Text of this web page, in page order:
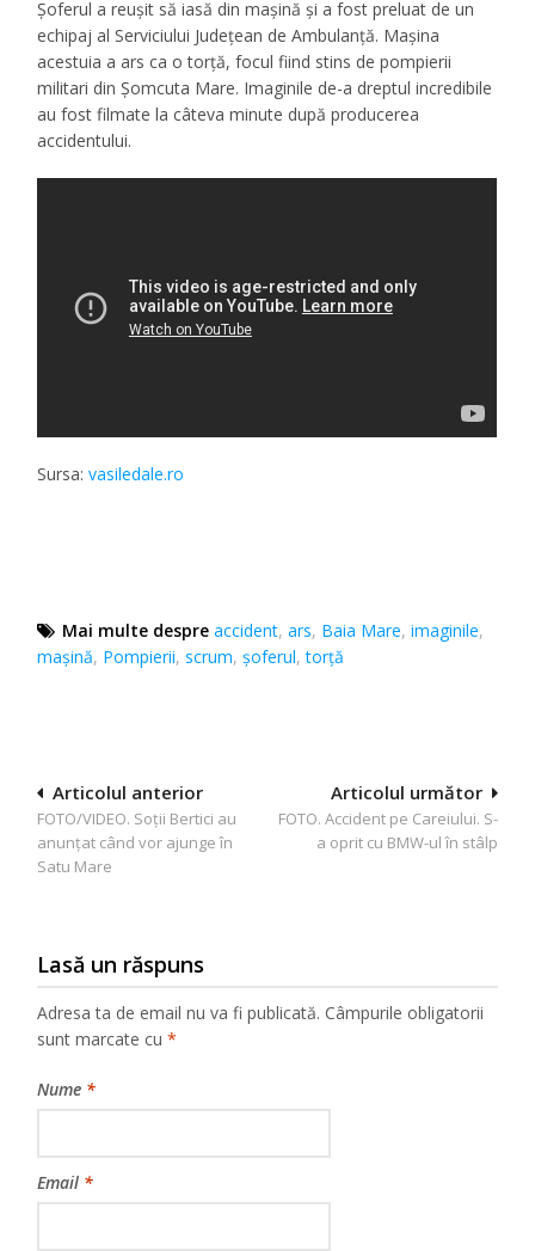
Șoferul a reușit să iasă din mașină și a fost preluat de un
echipaj al Serviciului Județean de Ambulanță. Mașina
acestuia a ars ca o torță, focul fiind stins de pompierii
militari din Șomcuta Mare. Imaginile de-a dreptul incredibile
au fost filmate la câteva minute după producerea
accidentului.
Sursa:vasiledale.ro
Mai multe despre accident,ars, Baia Mare,imaginile,
mașină, Pompierii,scrum,șoferul,torță
Navigare
în
articole
Articolul următor
FOTO. Accident pe Careiului. S-
a oprit cu BMW-ul în stâlp
Articolul anterior
FOTO/VIDEO. Soții Bertici au
anunțat când vor ajunge în
Satu Mare
Lasă un răspuns
Adresa ta de email nu va fi publicată. Câmpurile obligatorii
sunt marcate cu*
Nume *
Email *